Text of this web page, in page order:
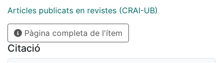
oferir, en elmateix edifici, la “Primera Exposició
Bibliogràfica Medical de Catalunya”.
Els llibres es van tornar a guardar, dispersos, cadascun
al seu lloc, però en
va quedar un catàleg. És el llibre inicial de l’exposició,
Articles publicats en revistes (CRAI-UB)
Pàgina completa de l'ítem
Citació